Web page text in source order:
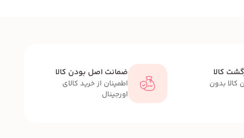
کالا
کالا بدون
ضمانت اصل بودن کالا
اطمینان از خرید کالای
اورجینال